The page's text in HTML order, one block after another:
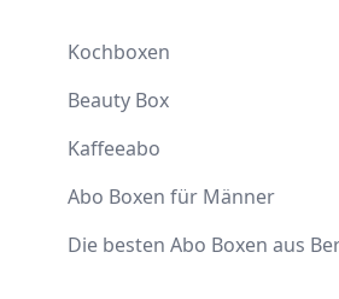
Kochboxen
Beauty Box
Kaffeeabo
Abo Boxen für Männer
Die besten Abo Boxen aus